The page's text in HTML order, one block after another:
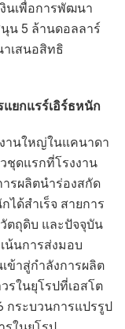
นเพื่อการพัฒนา
น 5 ล้านดอลลาร์
าเสนอสิทธิ
ยกแรร์เอิร์ธหนัก
านใหญ่ในแคนาดา
ชุดแรกที่โรงงาน
ารผลิตนำร่องสกัด
ได้สำเร็จ สายการ
ตถุดิบ และปัจจุบัน
น้นการส่งมอบ
าสู่กำลังการผลิต
รในยุโรปที่เอสโต
กระบวนการแปรรูป